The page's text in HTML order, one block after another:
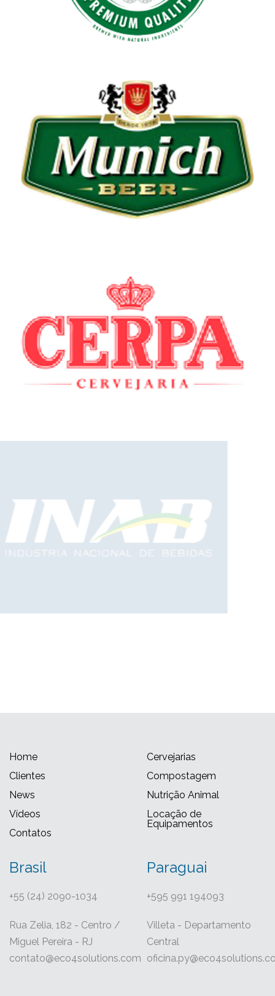
Home
Clientes
News
Vídeos
Contatos
Cervejarias
Compostagem
Nutrição Animal
Locação de
Equipamentos
Brasil
+55 (24) 2090-1034
Rua Zelia, 182 - Centro /
Miguel Pereira - RJ
contato@eco4solutions.com
Paraguai
+595 991 194093
Villeta - Departamento
Central